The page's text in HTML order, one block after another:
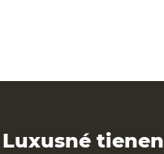
Luxusné